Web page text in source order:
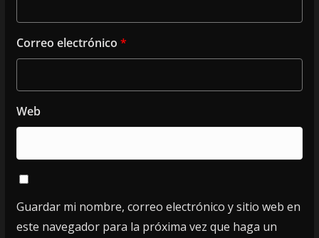
Correo electrónico *
Web
Guardar mi nombre, correo electrónico y sitio web en
este navegador para la próxima vez que haga un